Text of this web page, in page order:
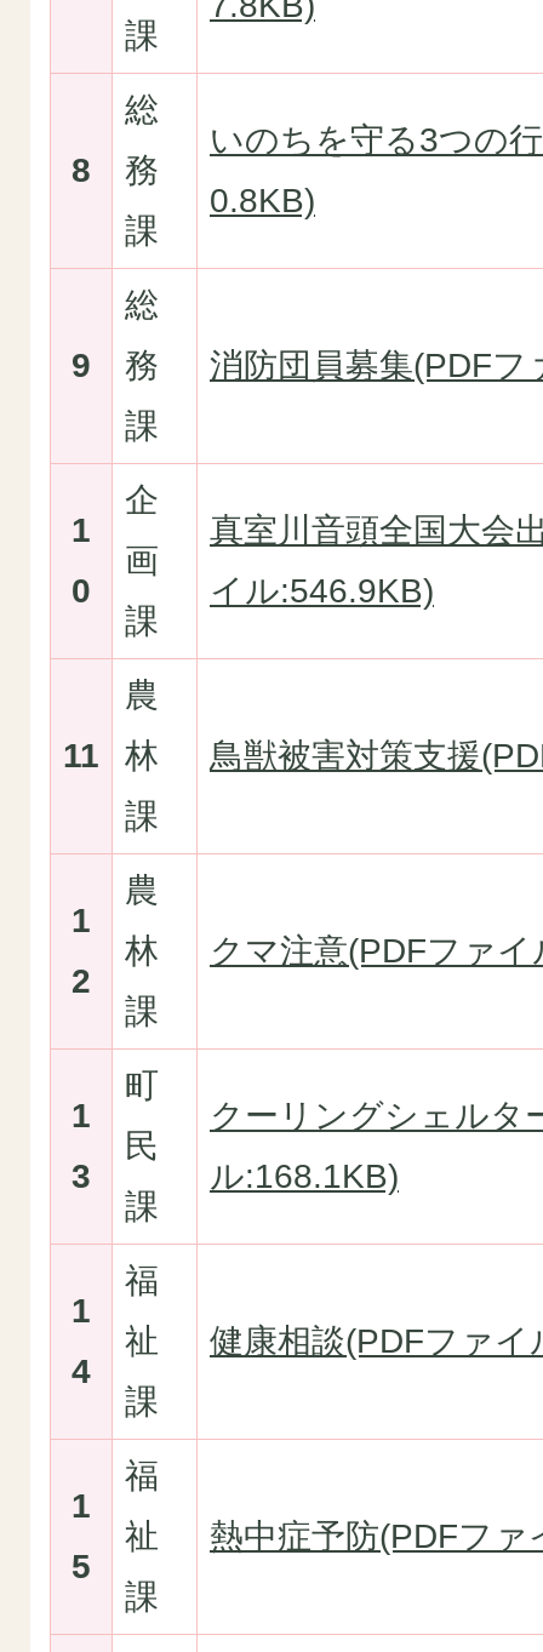
課
8
総
務
課
いのちを守る3つの
0.8KB)
9
総
務
課
消防団員募集(PDF
1
0
企
画
課
真室川音頭全国大会
イル:546.9KB)
11
農
林
課
鳥獣被害対策支援
1
2
農
林
課
クマ注意(PDFファ
1
3
町
民
課
クーリングシェルタ
ル:168.1KB)
1
4
福
祉
課
健康相談(PDFファイ
1
5
福
祉
課
熱中症予防(PDFファ